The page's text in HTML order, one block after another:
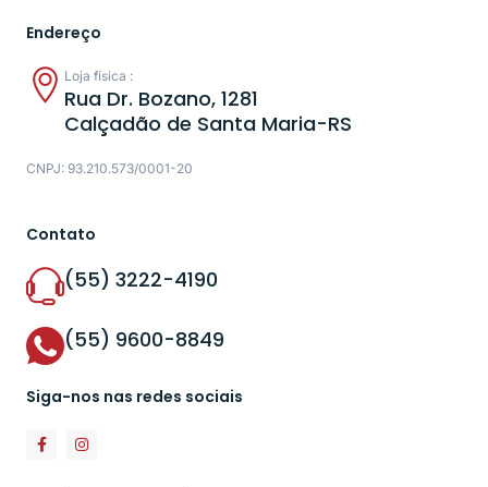
Endereço
Loja física :
Rua Dr. Bozano, 1281
Calçadão de Santa Maria-RS
CNPJ: 93.210.573/0001-20
Contato
(55) 3222-4190
(55) 9600-8849
Siga-nos nas redes sociais